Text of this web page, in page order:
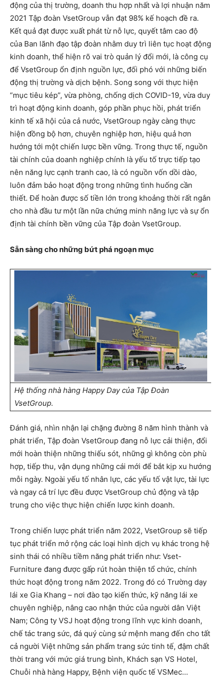
động của thị trường, doanh thu hợp nhất và lợi nhuận năm
2021 Tập đoàn VsetGroup vẫn đạt 98% kế hoạch đề ra.
Kết quả đạt được xuất phát từ nỗ lực, quyết tâm cao độ
của Ban lãnh đạo tập đoàn nhằm duy trì liên tục hoạt động
kinh doanh, thể hiện rõ vai trò quản lý đổi mới, là công cụ
để VsetGroup ổn định nguồn lực, đối phó với những biến
động thị trường và dịch bệnh. Song song với thực hiện
“mục tiêu kép”, vừa phòng, chống dịch COVID-19, vừa duy
trì hoạt động kinh doanh, góp phần phục hồi, phát triển
kinh tế xã hội của cả nước, VsetGroup ngày càng thực
hiện đồng bộ hơn, chuyên nghiệp hơn, hiệu quả hơn
hướng tới một chiến lược bền vững. Trong thực tế, nguồn
tài chính của doanh nghiệp chính là yếu tố trực tiếp tạo
nên năng lực cạnh tranh cao, là có nguồn vốn dồi dào,
luôn đảm bảo hoạt động trong những tình huống cần
thiết. Để hoàn được số tiền lớn trong khoảng thời rất ngắn
cho nhà đầu tư một lần nữa chứng minh năng lực và sự ổn
định tài chính bền vững của Tập đoàn VsetGroup.
Sẵn sàng cho những bứt phá ngoạn mục
Hệ thống nhà hàng Happy Day của Tập Đoàn
VsetGroup.
Đánh giá, nhìn nhận lại chặng đường 8 năm hình thành và
phát triển, Tập đoàn VsetGroup đang nỗ lực cải thiện, đổi
mới hoàn thiện những thiếu sót, những gì không còn phù
hợp, tiếp thu, vận dụng những cái mới để bắt kịp xu hướng
mỗi ngày. Ngoài yếu tố nhân lực, các yếu tố vật lực, tài lực
và ngay cả trí lực đều được VsetGroup chủ động và tập
trung cho việc thực hiện chiến lược kinh doanh.
Trong chiến lược phát triển năm 2022, VsetGroup sẽ tiếp
tục phát triển mở rộng các loại hình dịch vụ khác trong hệ
sinh thái có nhiều tiềm năng phát triển như: Vset-
Furniture đang được gấp rút hoàn thiện tổ chức, chính
thức hoạt động trong năm 2022. Trong đó có Trường dạy
lái xe Gia Khang – nơi đào tạo kiến thức, kỹ năng lái xe
chuyên nghiệp, nâng cao nhận thức của người dân Việt
Nam; Công ty VSJ hoạt động trong lĩnh vực kinh doanh,
chế tác trang sức, đá quý cùng sứ mệnh mang đến cho tất
cả người Việt những sản phẩm trang sức tinh tế, đậm chất
thời trang với mức giá trung bình, Khách sạn VS Hotel,
Chuỗi nhà hàng Happy, Bệnh viện quốc tế VSMec…